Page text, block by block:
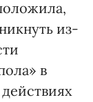
из-
в